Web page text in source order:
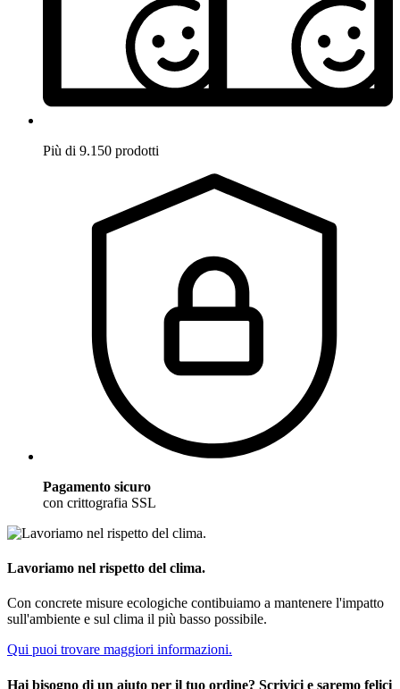
Più di 9.150 prodotti
Pagamento sicuro
con crittografia SSL
Lavoriamo nel rispetto del clima.
Con concrete misure ecologiche contibuiamo a mantenere l'impatto
sull'ambiente e sul clima il più basso possibile.
Qui puoi trovare maggiori informazioni.
Hai bisogno di un aiuto per il tuo ordine? Scrivici e saremo felici